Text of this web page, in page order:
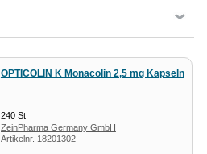
OPTICOLIN K Monacolin 2,5 mg Kapseln
240 St
ZeinPharma Germany GmbH
Artikelnr. 18201302